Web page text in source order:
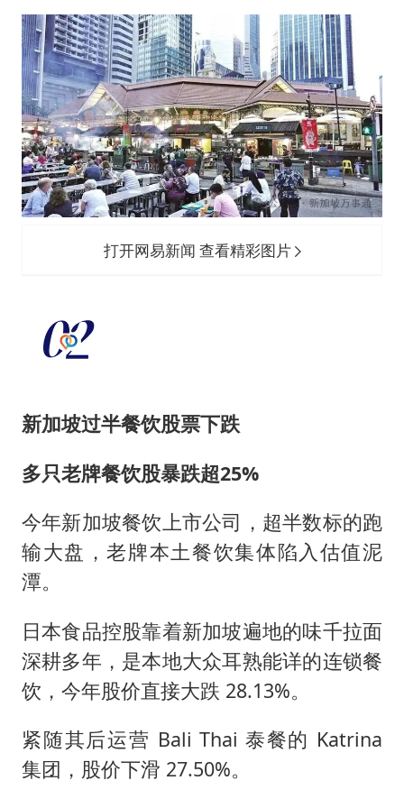
打开网易新闻 查看精彩图片
新加坡过半餐饮股票下跌
多只老牌餐饮股暴跌超25%
今年新加坡餐饮上市公司，超半数标的跑
输大盘，老牌本土餐饮集体陷入估值泥
潭。
日本食品控股靠着新加坡遍地的味千拉面
深耕多年，是本地大众耳熟能详的连锁餐
饮，今年股价直接大跌 28.13%。
紧随其后运营 Bali Thai 泰餐的 Katrina
集团，股价下滑 27.50%。